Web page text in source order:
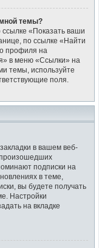
темы?
«Показать ваши
по ссылке «Найти
профиля на
в меню «Ссылки» на
темы, используйте
поля.
в вашем веб-
подписки на
в теме,
вы будете получать
Настройки
на вкладке